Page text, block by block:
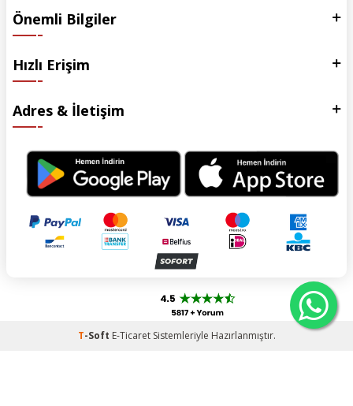
Önemli Bilgiler
Hızlı Erişim
Adres & İletişim
T-Soft E-TicaretSistemleriyle Hazırlanmıştır.